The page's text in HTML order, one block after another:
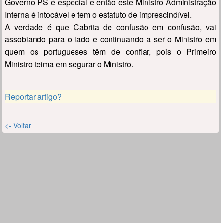
Interna é intocável e tem o estatuto de imprescindível.
A verdade é que Cabrita de confusão em confusão, vai
assobiando para o lado e continuando a ser o Ministro em
quem os portugueses têm de confiar, pois o Primeiro
Ministro teima em segurar o Ministro.
Reportar artigo?
<- Voltar